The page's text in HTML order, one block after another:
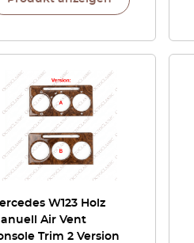
W123 Holz
Air Vent
Trim 2 Version